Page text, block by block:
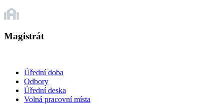
Magistrát
Úřední doba
Odbory
Úřední deska
Volná pracovní místa